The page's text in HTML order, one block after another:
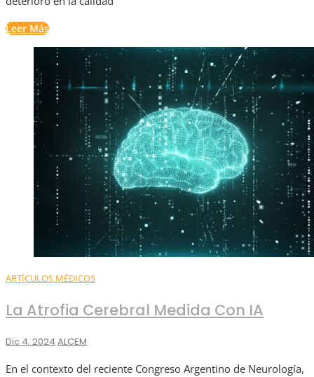
Leer Más
ARTÍCULOS MÉDICOS
La Atrofia Cerebral Medida Con IA
Dic 4, 2024 ALCEM
En el contexto del reciente Congreso Argentino de Neurología,